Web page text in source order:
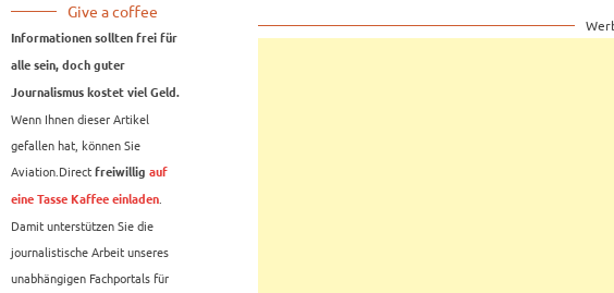
Give a coffee
Informationen sollten frei für
alle sein, doch guter
Journalismus kostet viel Geld.
Wenn Ihnen dieser Artikel
gefallen hat, können Sie
Aviation.Direct freiwillig auf
eine Tasse Kaffee einladen
Damit unterstützen Sie die
journalistische Arbeit unseres
unabhängigen Fachportals für